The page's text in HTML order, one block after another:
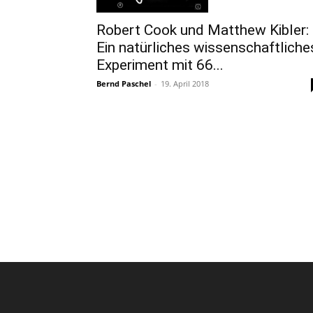
Robert Cook und Matthew Kibler:
Ein natürliches
Experiment mit 66...
Bernd Paschel - 19. April 2018